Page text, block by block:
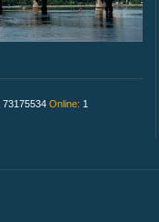
73175534 Online: 1